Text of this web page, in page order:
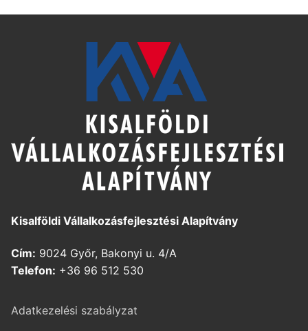
Kisalföldi Vállalkozásfejlesztési Alapítvány
Cím: 9024 Győr, Bakonyi u. 4/A
Telefon: +36 96 512 530
Adatkezelési szabályzat